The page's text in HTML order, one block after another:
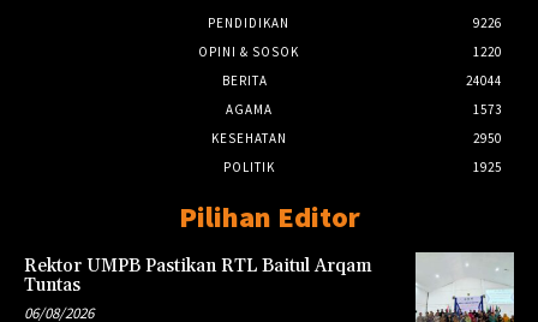
PENDIDIKAN
9226
OPINI & SOSOK
1220
BERITA
24044
AGAMA
1573
KESEHATAN
2950
POLITIK
1925
Pilihan Editor
Rektor UMPB Pastikan RTL Baitul Arqam
Tuntas
06/08/2026